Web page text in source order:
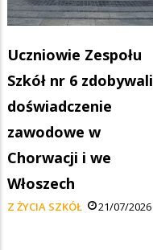
Uczniowie Zespołu
Szkół nr 6 zdobywali
doświadczenie
zawodowe w
Chorwacji i we
Włoszech
Z ŻYCIA SZKÓŁ 21/07/2026